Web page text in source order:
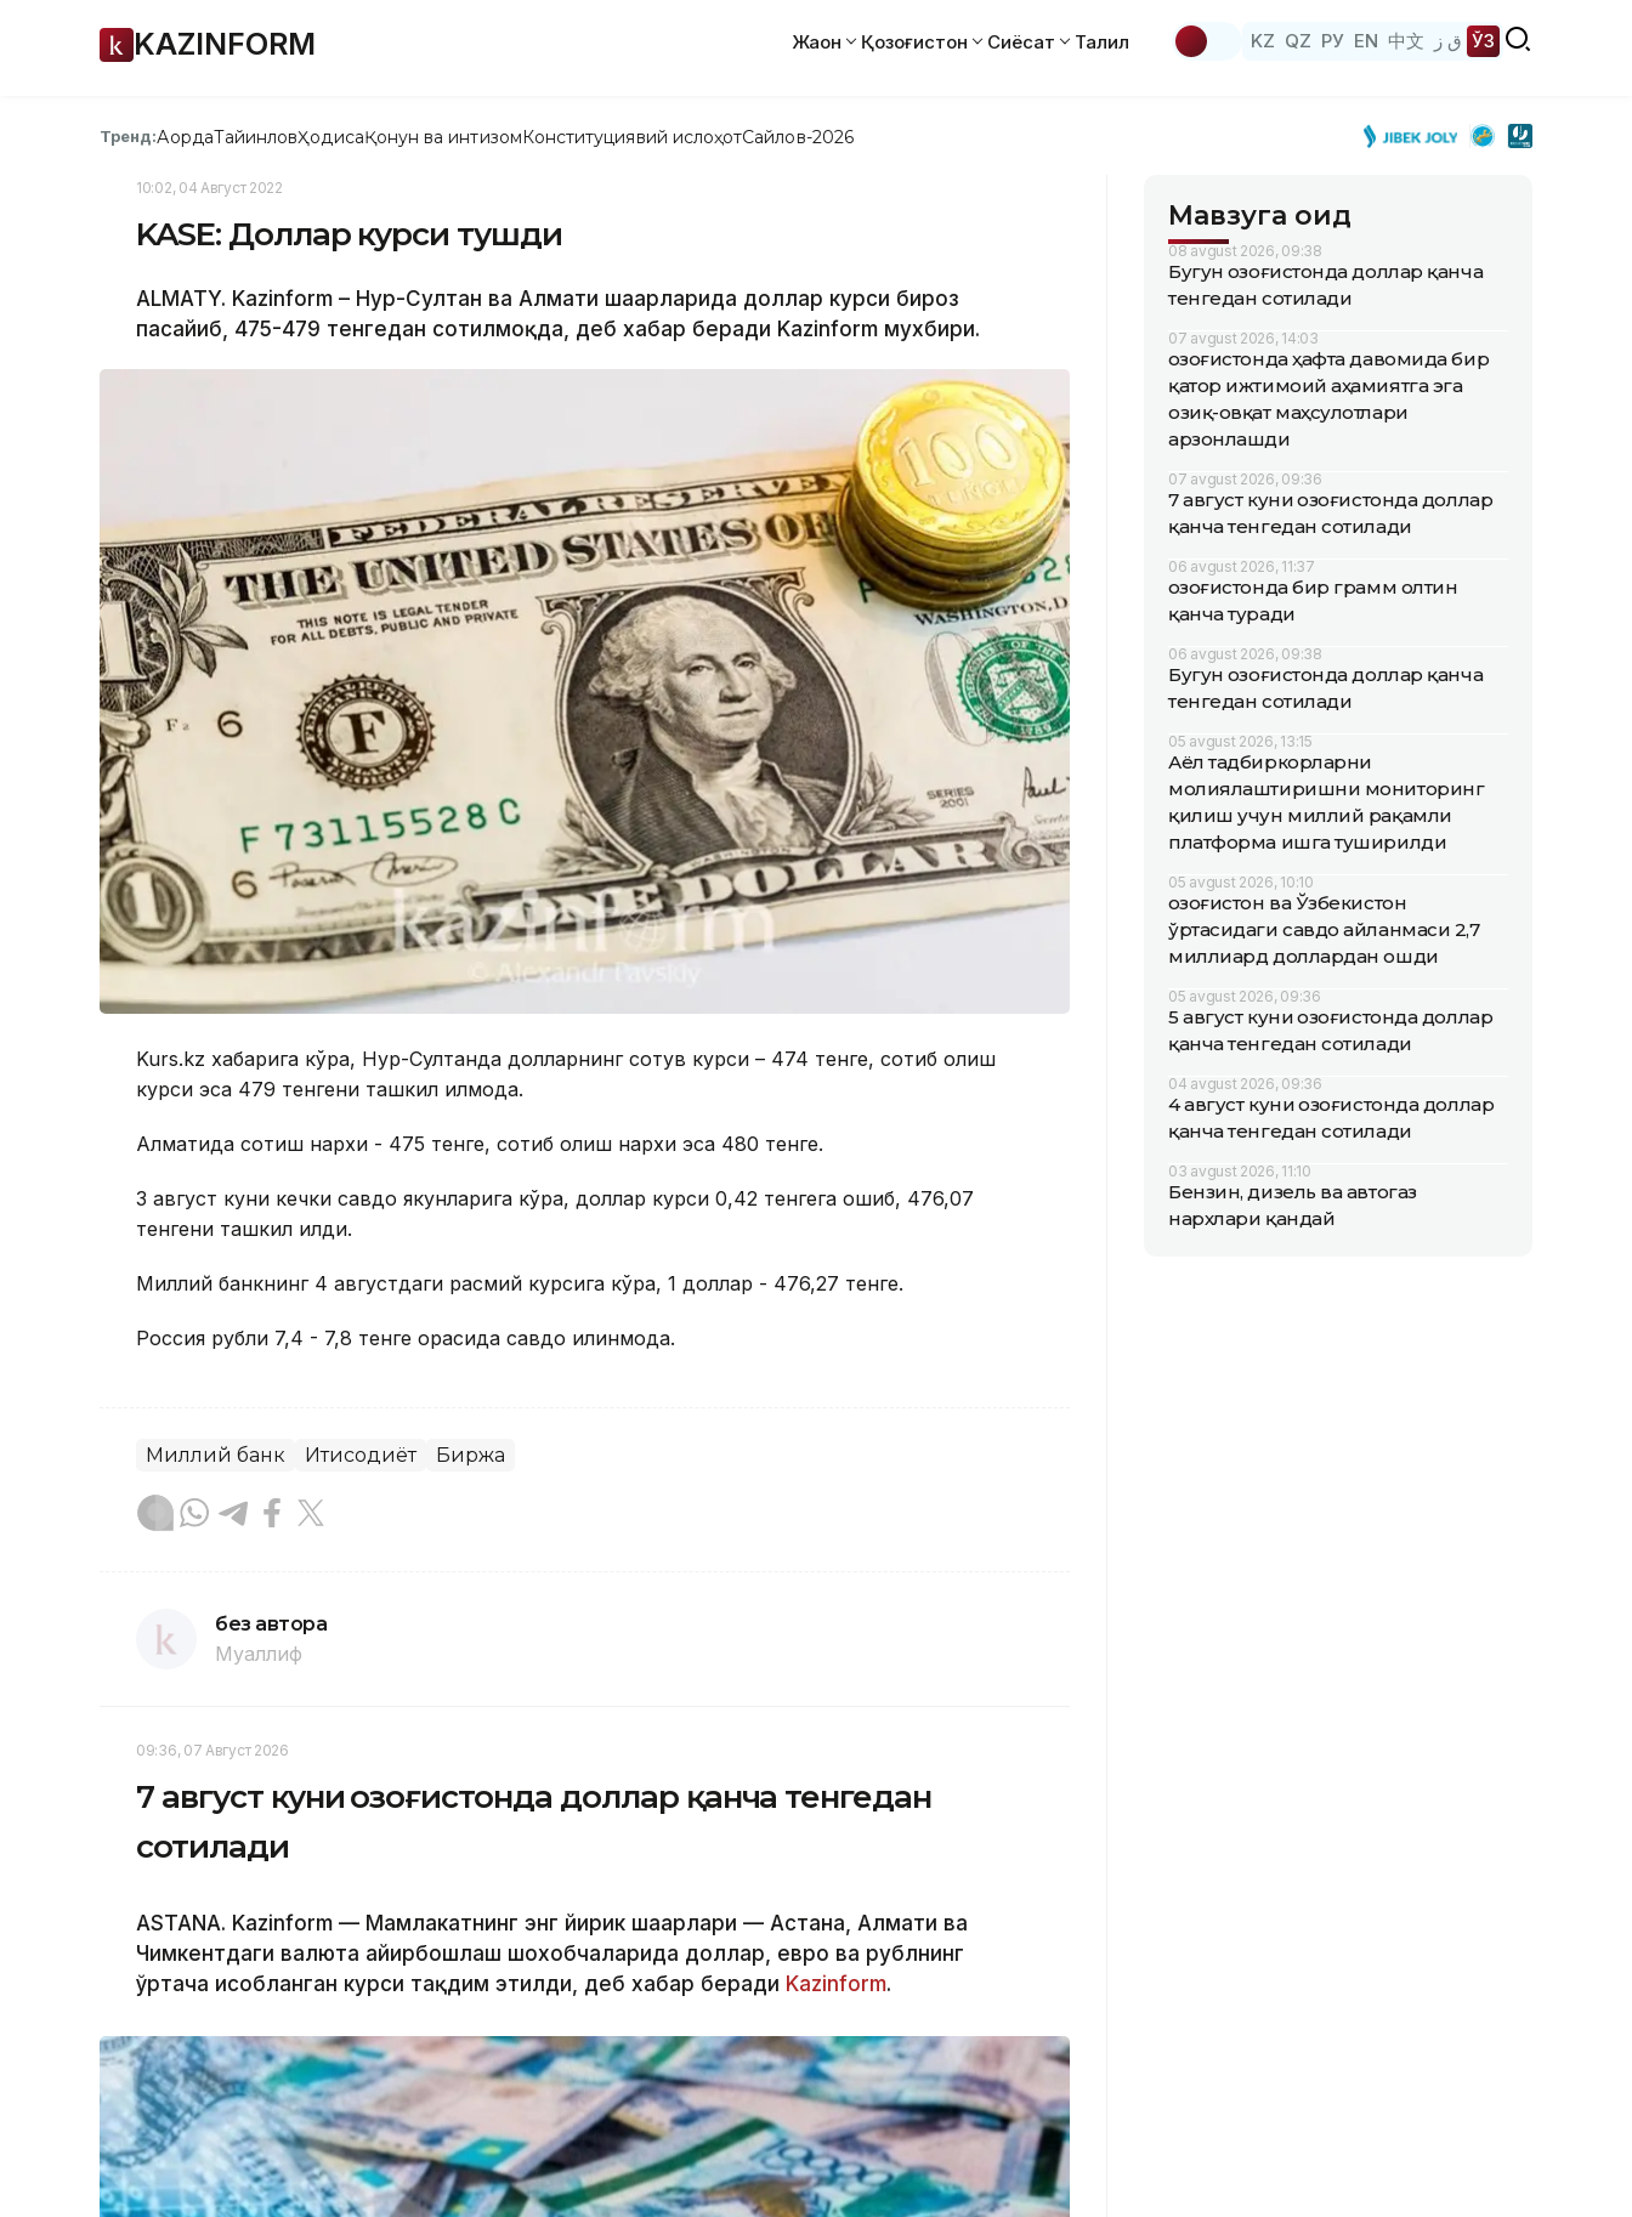
KAZINFORM Жаҳон Қозоғистон Сиёсат Таҳлил KZ QZ РУ EN 中文 ق ز ЎЗ
Тренд:АқордаТайинловҲодисаҚонун ва интизомКонституциявий ислоҳотСайлов-2026
10:02, 04 Август 2022
KASE: Доллар курси тушди
ALMATY. Kazinform – Нур-Султан ва Алмати шаҳарларида доллар курси бироз
пасайиб, 475-479 тенгедан сотилмоқда, деб хабар беради Kazinform мухбири.
Kurs.kz хабарига кўра, Нур-Султанда долларнинг сотув курси – 474 тенге, сотиб олиш
курси эса 479 тенгени ташкил қилмоқда.
Алматида сотиш нархи - 475 тенге, сотиб олиш нархи эса 480 тенге.
3 август куни кечки савдо якунларига кўра, доллар курси 0,42 тенгега ошиб, 476,07
тенгени ташкил қилди.
Миллий банкнинг 4 августдаги расмий курсига кўра, 1 доллар - 476,27 тенге.
Россия рубли 7,4 - 7,8 тенге орасида савдо қилинмоқда.
Миллий банк Иқтисодиёт Биржа
без автора
Муаллиф
09:36, 07 Август 2026
7 август куни Қозоғистонда доллар қанча тенгедан
сотилади
ASTANA. Kazinform — Мамлакатнинг энг йирик шаҳарлари — Астана, Алмати ва
Чимкентдаги валюта айирбошлаш шохобчаларида доллар, евро ва рублнинг
ўртача ҳисобланган курси тақдим этилди, деб хабар беради Kazinform.
Мавзуга оид
08 avgust 2026, 09:38
Бугун Қозоғистонда доллар қанча
тенгедан сотилади
07 avgust 2026, 14:03
Қозоғистонда ҳафта давомида бир
қатор ижтимоий аҳамиятга эга
озиқ-овқат маҳсулотлари
арзонлашди
07 avgust 2026, 09:36
7 август куни Қозоғистонда доллар
қанча тенгедан сотилади
06 avgust 2026, 11:37
Қозоғистонда бир грамм олтин
қанча туради
06 avgust 2026, 09:38
Бугун Қозоғистонда доллар қанча
тенгедан сотилади
05 avgust 2026, 13:15
Аёл тадбиркорларни
молиялаштиришни мониторинг
қилиш учун миллий рақамли
платформа ишга туширилди
05 avgust 2026, 10:10
Қозоғистон ва Ўзбекистон
ўртасидаги савдо айланмаси 2,7
миллиард доллардан ошди
05 avgust 2026, 09:36
5 август куни Қозоғистонда доллар
қанча тенгедан сотилади
04 avgust 2026, 09:36
4 август куни Қозоғистонда доллар
қанча тенгедан сотилади
03 avgust 2026, 11:10
Бензин, дизель ва автогаз
нархлари қандай